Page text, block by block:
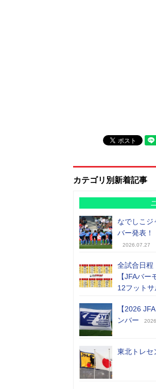
カテゴリ別新着記事
なでしこジ
バー発表！
2026.07.27
全試合日程
【JFAバ
12フットサ
【2026
ンバー
東北トレセ